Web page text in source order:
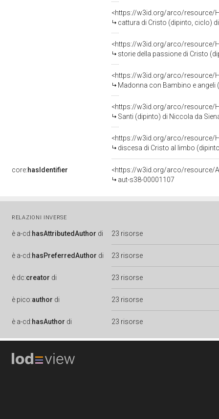
<https://w3id.org/arco/resource/
cattura di Cristo (dipinto, ciclo)
<https://w3id.org/arco/resource/
storie della passione di Cristo
<https://w3id.org/arco/resource/
Madonna con Bambino e angeli
<https://w3id.org/arco/resource/
Santi (dipinto) di Niccola da
<https://w3id.org/arco/resource/
discesa di Cristo al limbo
core:hasIdentifier
<https://w3id.org/arco/resource/
aut-s38-00001107
RELAZIONI INVERSE
è a-cd:hasAttributedAuthor di 23 risorse
è a-cd:hasPreferredAuthor di 23 risorse
è dc:creator di 23 risorse
è pico:author di 23 risorse
è a-cd:hasAuthor di 23 risorse